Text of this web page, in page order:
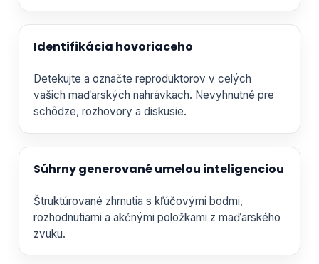
Identifikácia hovoriaceho
Detekujte a označte reproduktorov v celých
vašich maďarských nahrávkach. Nevyhnutné pre
schôdze, rozhovory a diskusie.
Súhrny generované umelou inteligenciou
Štruktúrované zhrnutia s kľúčovými bodmi,
rozhodnutiami a akčnými položkami z maďarského
zvuku.